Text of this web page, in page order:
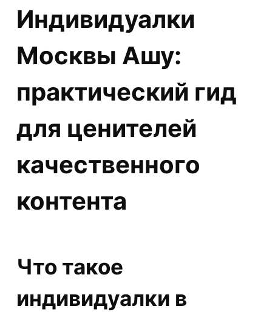
Индивидуалки
Москвы Ашу:
практический гид
для ценителей
качественного
контента
Что такое
индивидуалки в